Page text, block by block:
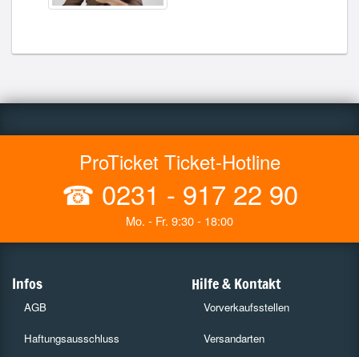
ProTicket Ticket-Hotline
☎ 0231 - 917 22 90
Mo. - Fr. 9:30 - 18:00
Infos
AGB
Haftungsausschluss
Hilfe & Kontakt
Vorverkaufsstellen
Versandarten